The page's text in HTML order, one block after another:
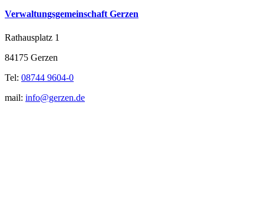
Verwaltungsgemeinschaft Gerzen
Rathausplatz 1
84175 Gerzen
Tel: 08744 9604-0
mail: info@gerzen.de